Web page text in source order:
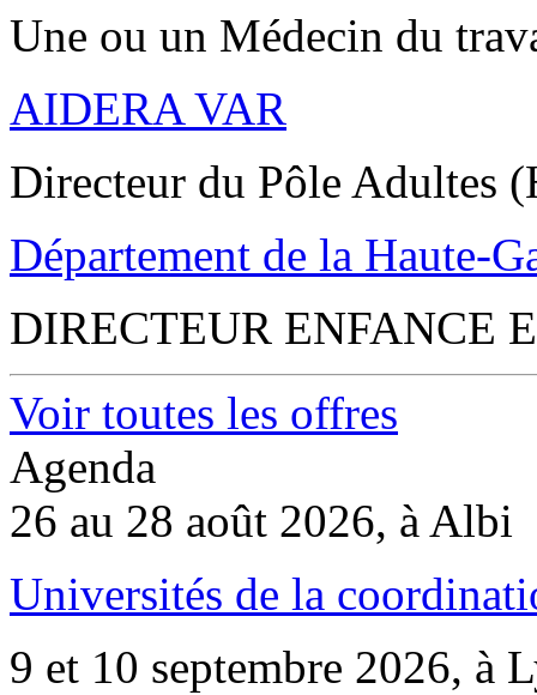
Une ou un Médecin du
AIDERA VAR
Directeur du Pôle Adultes
Département de la Haute-
DIRECTEUR ENFANCE
Voir toutes les offres
Agenda
26 au 28 août 2026, à Albi
Universités de la
9 et 10 septembre 2026, à